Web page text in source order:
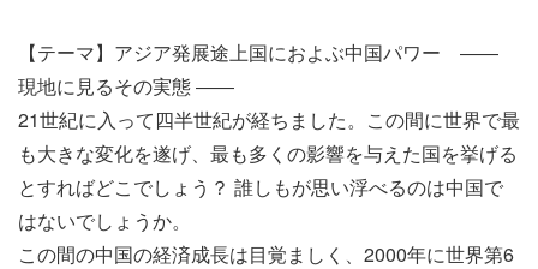
【テーマ】アジア発展途上国におよぶ中国パワー ――
現地に見るその実態 ――
21世紀に入って四半世紀が経ちました。この間に世界で最
も大きな変化を遂げ、最も多くの影響を与えた国を挙げる
とすればどこでしょう？ 誰しもが思い浮べるのは中国で
はないでしょうか。
この間の中国の経済成長は目覚ましく、2000年に世界第6